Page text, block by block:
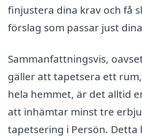
finjustera dina krav och få
förslag som passar just
Sammanfattningsvis,
gäller att tapetsera ett
hela hemmet, är det alltid
att inhämtar minst tre
tapetsering i Persön. Detta